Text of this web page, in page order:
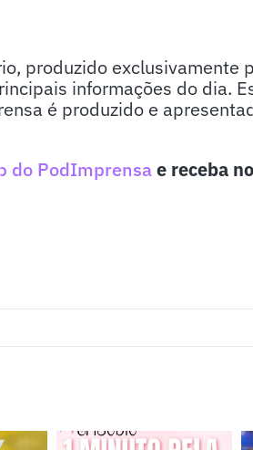
produzido exclusivamente
informações do dia.
é produzido e
do PodImprensae receba